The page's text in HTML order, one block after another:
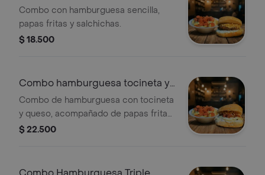
sencilla
Combo con hamburguesa sencilla,
papas fritas y salchichas.
$ 18.500
Combo hamburguesa tocineta y
queso
Combo de hamburguesa con tocineta
y queso, acompañado de papas fritas
con salchicha.
$ 22.500